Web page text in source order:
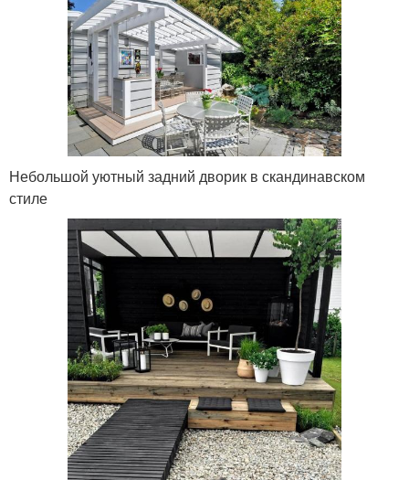
Небольшой уютный задний дворик в скандинавском
стиле